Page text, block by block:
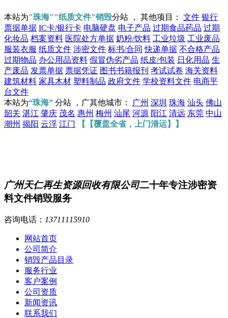
本站为"珠海""纸质文件"销毁分站 ， 其他项目： 文件 银行
票据单据 IC卡/银行卡 电脑硬盘 电子产品 过期食品药品 过期
化妆品 档案资料 医院处方单据 奶粉/饮料 工业垃圾 工业废品
服装衣服 纸质文件 涉密文件 标书/合同 快递单据 不合格产品
过期物品 办公用品资料 假冒伪劣产品 纸皮/包装 日化用品 生
产废品 发票单据 票据凭证 图书书籍报刊 考试试卷 海关资料
建筑材料 家具木材 塑料制品 政府文件 学校资料文件 电商平
台文件
本站为“珠海” 分站 ，广其他城市： 广州 深圳 珠海 汕头 佛山
韶关 湛江 肇庆 茂名 惠州 梅州 汕尾 河源 阳江 清远 东莞 中山
潮州 揭阳 云浮 江门 【【覆盖全省，上门清运】】
广州天仁再生资源回收有限公司二十年专注涉密资
料文件销毁服务
咨询电话： 13711115910
网站首页
公司简介
销毁产品目录
服务行业
客户案例
公司资质
新闻资讯
联系我们